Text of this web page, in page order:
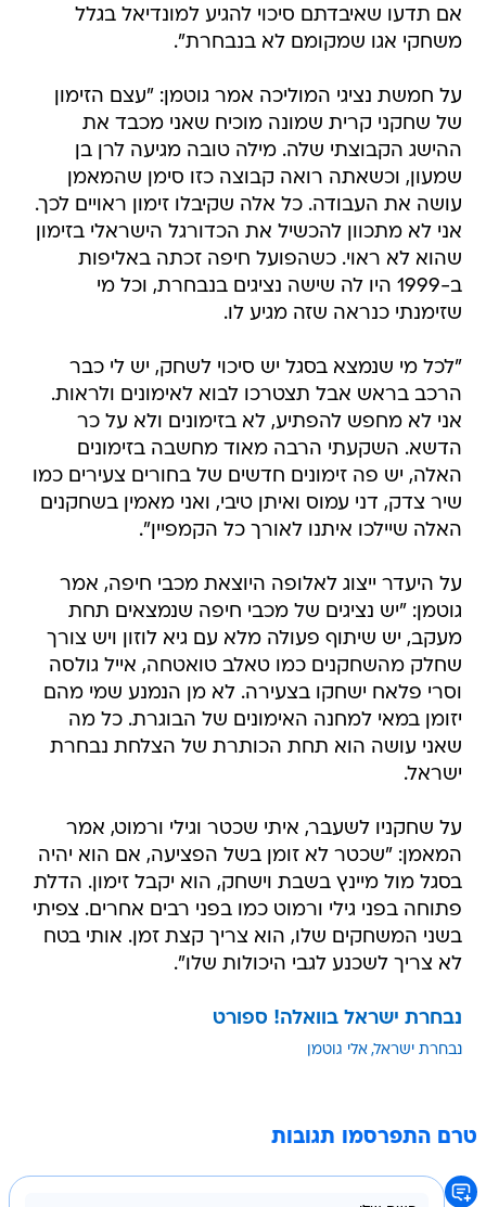
אם תדעו שאיבדתם סיכוי להגיע למונדיאל בגלל
משחקי אגו שמקומם לא בנבחרת".
על חמשת נציגי המוליכה אמר גוטמן: "עצם הזימון
של שחקני קרית שמונה מוכיח שאני מכבד את
ההישג הקבוצתי שלה. מילה טובה מגיעה לרן בן
שמעון, וכשאתה רואה קבוצה כזו סימן שהמאמן
עושה את העבודה. כל אלה שקיבלו זימון ראויים לכך.
אני לא מתכוון להכשיל את הכדורגל הישראלי בזימון
שהוא לא ראוי. כשהפועל חיפה זכתה באליפות
ב-1999 היו לה שישה נציגים בנבחרת, וכל מי
שזימנתי כנראה שזה מגיע לו.
"לכל מי שנמצא בסגל יש סיכוי לשחק, יש לי כבר
הרכב בראש אבל תצטרכו לבוא לאימונים ולראות.
אני לא מחפש להפתיע, לא בזימונים ולא על כר
הדשא. השקעתי הרבה מאוד מחשבה בזימונים
האלה, יש פה זימונים חדשים של בחורים צעירים כמו
שיר צדק, דני עמוס ואיתן טיבי, ואני מאמין בשחקנים
האלה שיילכו איתנו לאורך כל הקמפיין".
על היעדר ייצוג לאלופה היוצאת מכבי חיפה, אמר
גוטמן: "יש נציגים של מכבי חיפה שנמצאים תחת
מעקב, יש שיתוף פעולה מלא עם גיא לוזון ויש צורך
שחלק מהשחקנים כמו טאלב טואטחה, אייל גולסה
וסרי פלאח ישחקו בצעירה. לא מן הנמנע שמי מהם
יזומן במאי למחנה האימונים של הבוגרת. כל מה
שאני עושה הוא תחת הכותרת של הצלחת נבחרת
ישראל.
על שחקניו לשעבר, איתי שכטר וגילי ורמוט, אמר
המאמן: "שכטר לא זומן בשל הפציעה, אם הוא יהיה
בסגל מול מיינץ בשבת וישחק, הוא יקבל זימון. הדלת
פתוחה בפני גילי ורמוט כמו בפני רבים אחרים. צפיתי
בשני המשחקים שלו, הוא צריך קצת זמן. אותי בטח
לא צריך לשכנע לגבי היכולות שלו".
נבחרת ישראל בוואלה! ספורט
נבחרת ישראל אלי גוטמן
טרם התפרסמו תגובות